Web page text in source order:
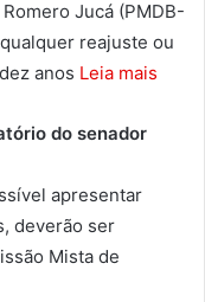
Jucá (PMDB-
reajuste ou
anos Leia mais
do senador
apresentar
deverão ser
Mista de